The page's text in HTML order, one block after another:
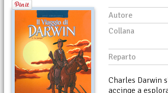
Autore
Collana
Reparto
Charles Darwin
accinge a